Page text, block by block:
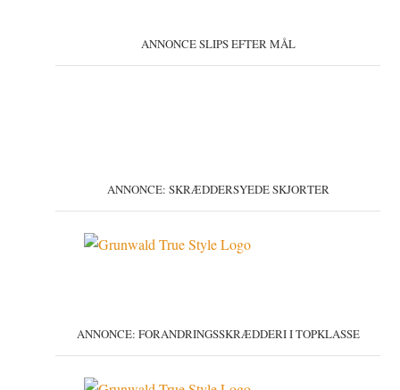
ANNONCE SLIPS EFTER MÅL
ANNONCE: SKRÆDDERSYEDE SKJORTER
ANNONCE: FORANDRINGSSKRÆDDERI I TOPKLASSE